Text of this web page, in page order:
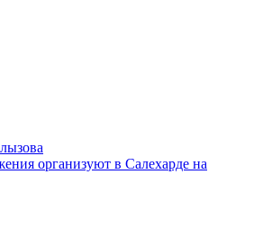
организуют в Салехарде на